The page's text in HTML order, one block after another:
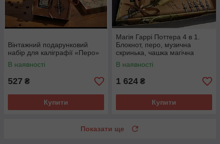
Вінтажний подарунковий
набір для каліграфії «Перо»
В наявності
527 ₴
Купити
Магія Гаррі Поттера 4 в 1.
Блокнот, перо, музична
скринька, чашка магічна
хамелеон.
В наявності
1 624 ₴
Купити
Показати ще